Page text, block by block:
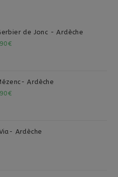
de Jonc - Ardèche
€
Ardèche
€
Ardèche